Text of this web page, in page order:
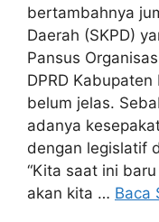
bertambahnya
Daerah (SKPD)
Pansus
DPRD
belum jelas.
adanya
dengan legislatif
“Kita saat ini
akan kita … Baca